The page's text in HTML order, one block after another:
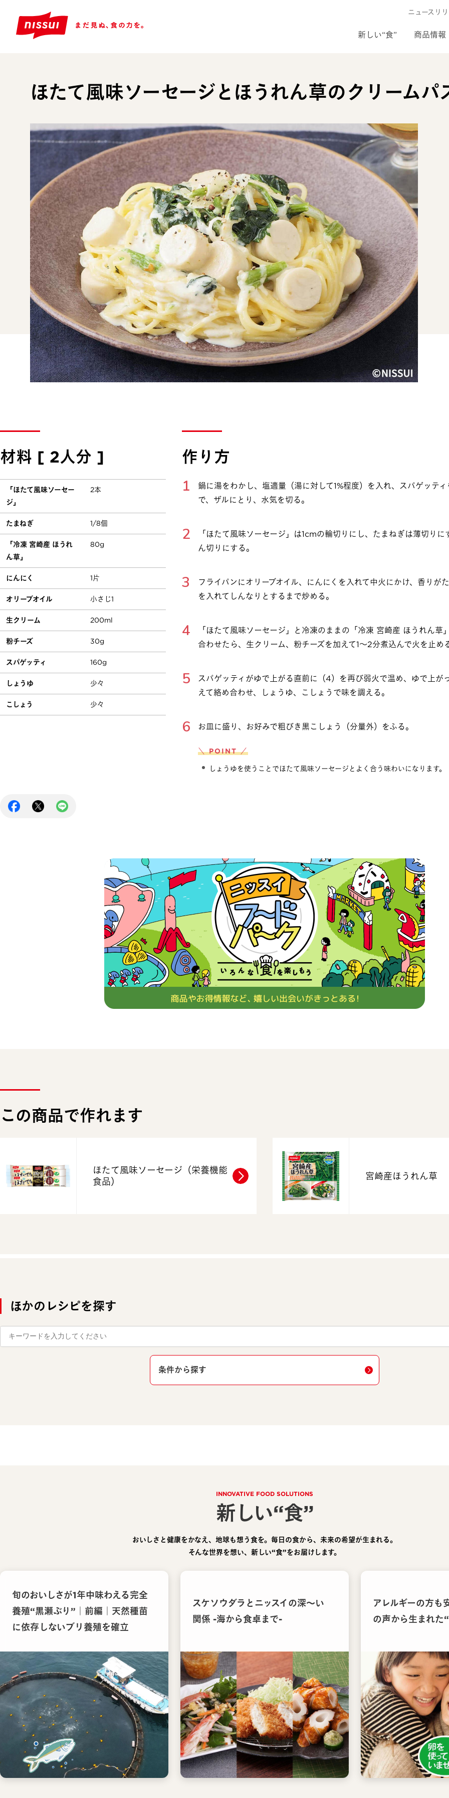
新しい“食” 商品情報
ニュースリリ
ほたて風味ソーセージとほうれん草のクリームパ
材料 [ 2人分 ]
「ほたて風味ソーセー
ジ」
2本
たまねぎ 1/8個
「冷凍 宮崎産 ほうれ
ん草」
80g
にんにく 1片
オリーブオイル 小さじ1
生クリーム 200ml
粉チーズ 30g
スパゲッティ 160g
しょうゆ 少々
こしょう 少々
作り方
鍋に湯をわかし、塩適量（湯に対して1%程度）を入れ、スパゲッテ
で、ザルにとり、水気を切る。
「ほたて風味ソーセージ」は1cmの輪切りにし、たまねぎは薄切りに
ん切りにする。
フライパンにオリーブオイル、にんにくを入れて中火にかけ、香りが
を入れてしんなりとするまで炒める。
「ほたて風味ソーセージ」と冷凍のままの「冷凍 宮崎産 ほうれん草
合わせたら、生クリーム、粉チーズを加えて1～2分煮込んで火を止める
スパゲッティがゆで上がる直前に（4）を再び弱火で温め、ゆで上が
えて絡め合わせ、しょうゆ、こしょうで味を調える。
お皿に盛り、お好みで粗びき黒こしょう（分量外）をふる。
＼ POINT ／
しょうゆを使うことでほたて風味ソーセージとよく合う味わいになります。
この商品で作れます
ほたて風味ソーセージ （栄養機能
食品）
宮崎産ほうれん草
ほかのレシピを探す
条件から探す
INNOVATIVE FOOD SOLUTIONS
新しい“食”
おいしさと健康をかなえ、地球も想う食を。毎日の食から、未来の希望が生まれる。
そんな世界を想い、新しい“食”をお届けします。
旬のおいしさが1年中味わえる完全
養殖“黒瀬ぶり”｜前編｜天然種苗
に依存しないブリ養殖を確立
スケソウダラとニッスイの深〜い
関係 -海から食卓まで-
アレルギーの方も
の声から生まれた